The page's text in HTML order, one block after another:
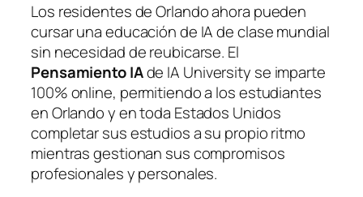
Los residentes de Orlando ahora pueden
cursar una educación de IA de clase mundial
sin necesidad de reubicarse. El
Pensamiento IAde IA University se imparte
100% online, permitiendo a los estudiantes
en Orlando y en toda Estados Unidos
completar sus estudios a su propio ritmo
mientras gestionan sus compromisos
profesionales y personales.